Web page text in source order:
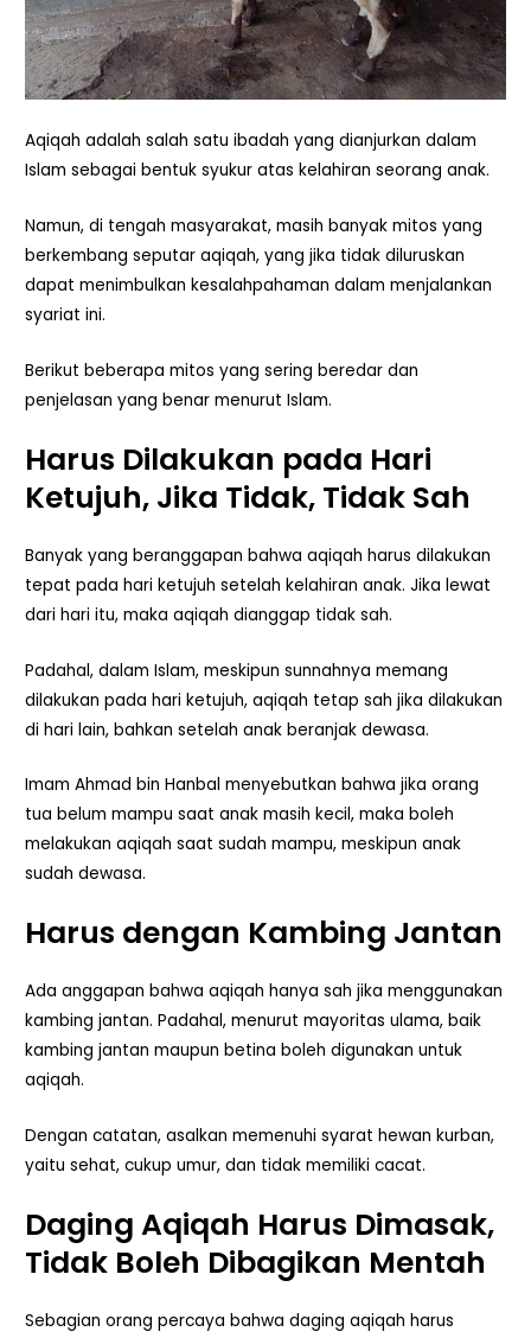
Aqiqah adalah salah satu ibadah yang dianjurkan dalam
Islam sebagai bentuk syukur atas kelahiran seorang anak.
Namun, di tengah masyarakat, masih banyak mitos yang
berkembang seputar aqiqah, yang jika tidak diluruskan
dapat menimbulkan kesalahpahaman dalam menjalankan
syariat ini.
Berikut beberapa mitos yang sering beredar dan
penjelasan yang benar menurut Islam.
Harus Dilakukan pada Hari
Ketujuh, Jika Tidak, Tidak Sah
Banyak yang beranggapan bahwa aqiqah harus dilakukan
tepat pada hari ketujuh setelah kelahiran anak. Jika lewat
dari hari itu, maka aqiqah dianggap tidak sah.
Padahal, dalam Islam, meskipun sunnahnya memang
dilakukan pada hari ketujuh, aqiqah tetap sah jika dilakukan
di hari lain, bahkan setelah anak beranjak dewasa.
Imam Ahmad bin Hanbal menyebutkan bahwa jika orang
tua belum mampu saat anak masih kecil, maka boleh
melakukan aqiqah saat sudah mampu, meskipun anak
sudah dewasa.
Harus dengan Kambing Jantan
Ada anggapan bahwa aqiqah hanya sah jika menggunakan
kambing jantan. Padahal, menurut mayoritas ulama, baik
kambing jantan maupun betina boleh digunakan untuk
aqiqah.
Dengan catatan, asalkan memenuhi syarat hewan kurban,
yaitu sehat, cukup umur, dan tidak memiliki cacat.
Daging Aqiqah Harus Dimasak,
Tidak Boleh Dibagikan Mentah
Sebagian orang percaya bahwa daging aqiqah harus